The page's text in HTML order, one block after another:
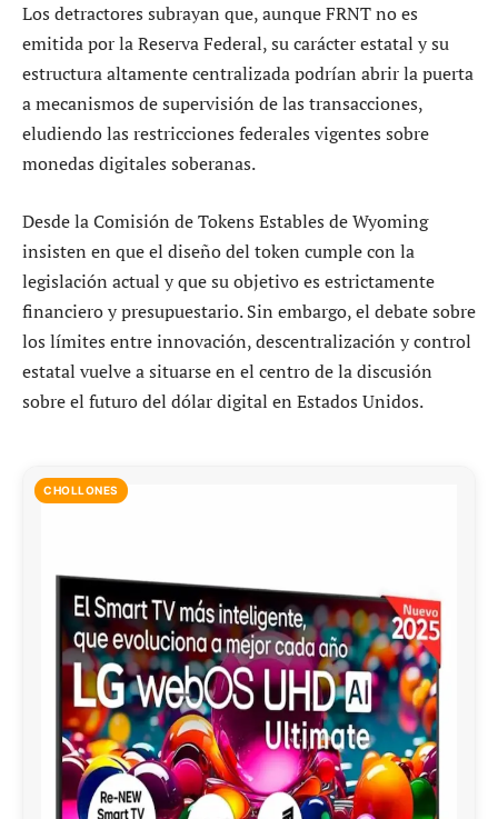
Los detractores subrayan que, aunque FRNT no es
emitida por la Reserva Federal, su carácter estatal y su
estructura altamente centralizada podrían abrir la puerta
a mecanismos de supervisión de las transacciones,
eludiendo las restricciones federales vigentes sobre
monedas digitales soberanas.
Desde la Comisión de Tokens Estables de Wyoming
insisten en que el diseño del token cumple con la
legislación actual y que su objetivo es estrictamente
financiero y presupuestario. Sin embargo, el debate sobre
los límites entre innovación, descentralización y control
estatal vuelve a situarse en el centro de la discusión
sobre el futuro del dólar digital en Estados Unidos.
CHOLLONES